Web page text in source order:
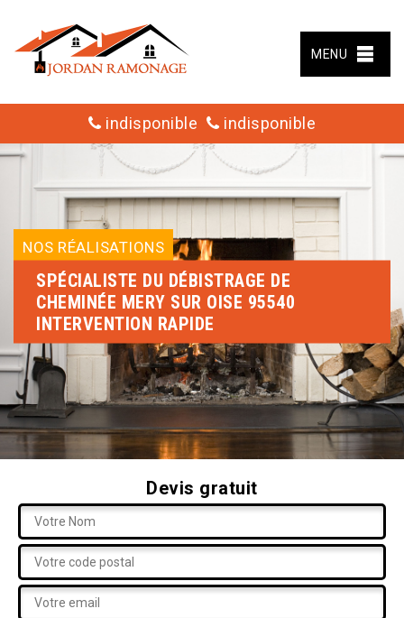
MENU
indisponible indisponible
NOS RÉALISATIONS
SPÉCIALISTE DU DÉBISTRAGE DE
CHEMINÉE MERY SUR OISE 95540
INTERVENTION RAPIDE
Devis gratuit